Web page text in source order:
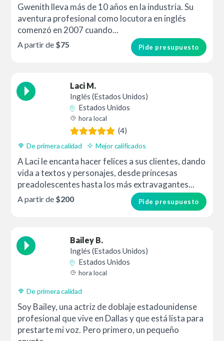
Gwenith lleva más de 10 años en la industria. Su
aventura profesional como locutora en inglés
comenzó en 2007 cuando...
Pide presupuesto
A partir de $75
Laci M.
Inglés (Estados Unidos)
Estados Unidos
hora local
(4)
De primera calidad Mejor calificados
A Laci le encanta hacer felices a sus clientes, dando
vida a textos y personajes, desde princesas
preadolescentes hasta los más extravagantes...
Pide presupuesto
A partir de $200
Bailey B.
Inglés (Estados Unidos)
Estados Unidos
hora local
De primera calidad
Soy Bailey, una actriz de doblaje estadounidense
profesional que vive en Dallas y que está lista para
prestarte mi voz. Pero primero, un pequeño